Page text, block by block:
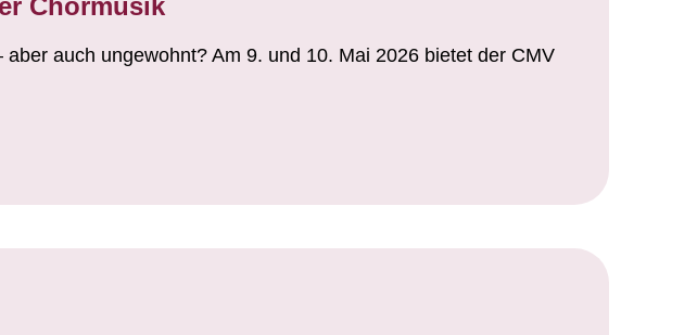
Chormusik
auch ungewohnt? Am 9. und 10. Mai 2026 bietet der CMV